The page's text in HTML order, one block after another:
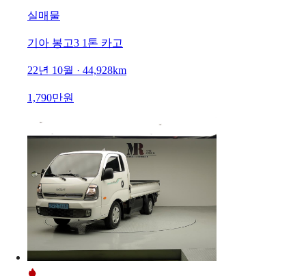
실매물
기아 봉고3 1톤 카고
22년 10월 · 44,928km
1,790만원